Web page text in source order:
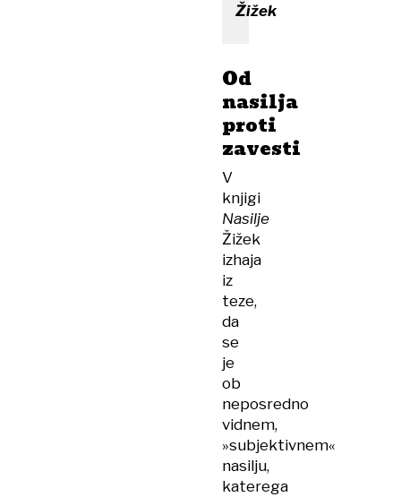
Žižek
Od
nasilja
proti
zavesti
V
knjigi
Nasilje
Žižek
izhaja
iz
teze,
da
se
je
ob
neposredno
vidnem,
»subjektivnem«
nasilju,
katerega